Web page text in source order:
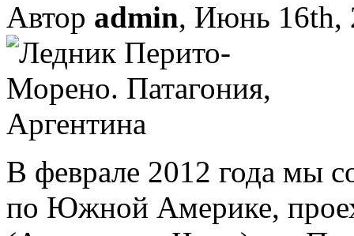
Автор admin, Июнь 16th,
В феврале 2012 года мы
по Южной Америке,